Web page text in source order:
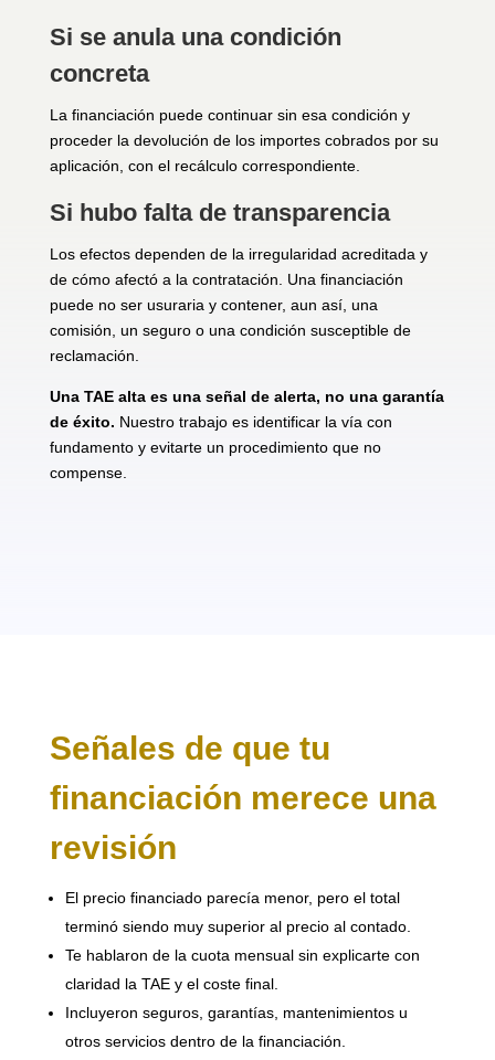
Si se anula una condición
concreta
La financiación puede continuar sin esa condición y
proceder la devolución de los importes cobrados por su
aplicación, con el recálculo correspondiente.
Si hubo falta de transparencia
Los efectos dependen de la irregularidad acreditada y
de cómo afectó a la contratación. Una financiación
puede no ser usuraria y contener, aun así, una
comisión, un seguro o una condición susceptible de
reclamación.
Una TAE alta es una señal de alerta, no una garantía
de éxito. Nuestro trabajo es identificar la vía con
fundamento y evitarte un procedimiento que no
compense.
Señales de que tu
financiación merece una
revisión
El precio financiado parecía menor, pero el total
terminó siendo muy superior al precio al contado.
Te hablaron de la cuota mensual sin explicarte con
claridad la TAE y el coste final.
Incluyeron seguros, garantías, mantenimientos u
otros servicios dentro de la financiación.